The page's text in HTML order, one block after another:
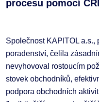
procesu pomocí
Společnost KAPITOL
poradenství, čelila
nevyhovoval rostoucím
stovek obchodníků,
podpora obchodních